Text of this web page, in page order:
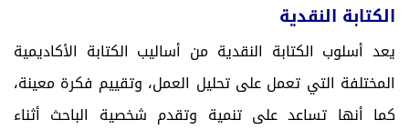
الكتابة النقدية
يعد أسلوب الكتابة النقدية من أساليب الكتابة الأكاديمية
المختلفة التي تعمل على تحليل العمل، وتقييم فكرة معينة،
كما أنها تساعد على تنمية وتقدم شخصية الباحث أثناء